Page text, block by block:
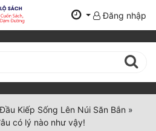
Đăng nhập
Kiếp Sống Lên Núi Săn Bắn »
có lý nào như vậy!